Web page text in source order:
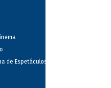
de Espetáculos